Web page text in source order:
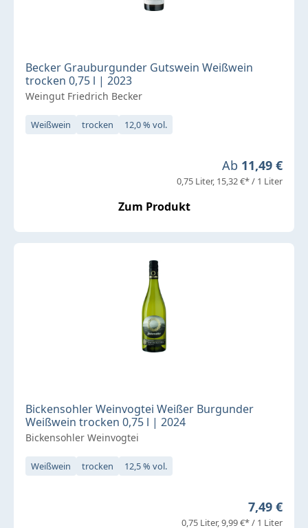
Becker Grauburgunder Gutswein Weißwein
trocken 0,75 l | 2023
Weingut Friedrich Becker
Weißwein trocken 12,0 % vol.
Regulärer
Ab 11,49 €
0,75 Liter 15,32 €* / 1 Liter
Zum Produkt
Bickensohler Weinvogtei Weißer Burgunder
Weißwein trocken 0,75 l | 2024
Bickensohler Weinvogtei
Weißwein trocken 12,5 % vol.
Regulärer
7,49 €
0,75 Liter 9,99 €* / 1 Liter